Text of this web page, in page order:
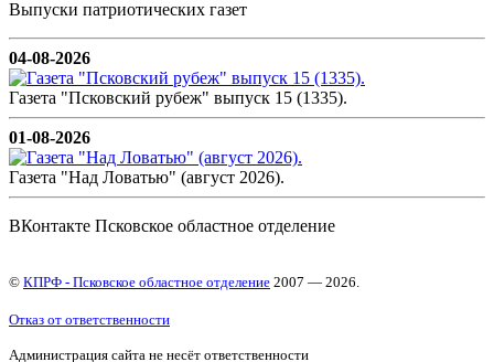
Выпуски патриотических газет
04-08-2026
Газета "Псковский рубеж" выпуск 15 (1335).
01-08-2026
Газета "Над Ловатью" (август 2026).
ВКонтакте Псковское областное отделение
© КПРФ - Псковское областное отделение 2007 — 2026.
Отказ от ответственности
Администрация сайта не несёт ответственности